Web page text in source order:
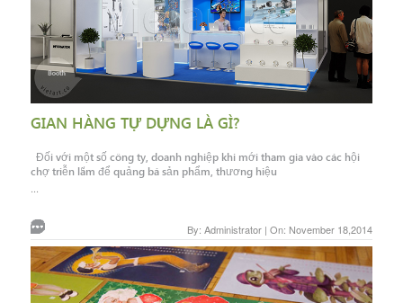
GIAN HÀNG TỰ DỰNG LÀ GÌ?
Đối với một số công ty, doanh nghiệp khi mới tham gia vào các hội
chợ triễn lãm để quảng bá sản phẩm, thương hiệu
By: Administrator | On: November 18,2014